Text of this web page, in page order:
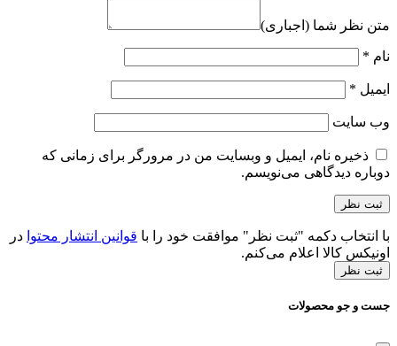
متن نظر شما (اجباری)
نام *
ایمیل *
وب‌ سایت
ذخیره نام، ایمیل و وبسایت من در مرورگر برای زمانی که
دوباره دیدگاهی می‌نویسم.
با انتخاب دکمه "ثبت نظر" موافقت خود را با قوانین انتشار محتوا در
اونیکس کالا اعلام می‌کنم.
ثبت نظر
جست و جو محصولات